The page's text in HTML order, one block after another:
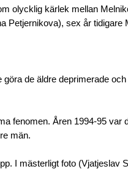
olycklig kärlek mellan
Petjernikova), sex år tidigare
de äldre deprimerade
fenomen. Åren 1994-95 var
män.
I mästerligt foto (Vjatjeslav